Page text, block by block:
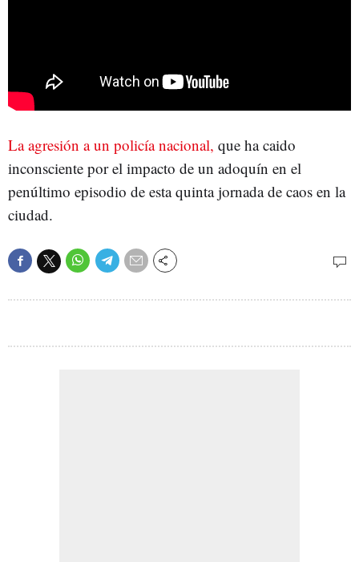
La agresión a un policía nacional, que ha caido
inconsciente por el impacto de un adoquín en el
penúltimo episodio de esta quinta jornada de caos en la
ciudad.